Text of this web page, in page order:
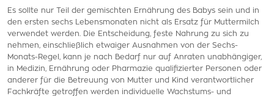
Es sollte nur Teil der gemischten Ernährung des Babys sein und in
den ersten sechs Lebensmonaten nicht als Ersatz für Muttermilch
verwendet werden. Die Entscheidung, feste Nahrung zu sich zu
nehmen, einschließlich etwaiger Ausnahmen von der Sechs-
Monats-Regel, kann je nach Bedarf nur auf Anraten unabhängiger,
in Medizin, Ernährung oder Pharmazie qualifizierter Personen oder
anderer für die Betreuung von Mutter und Kind verantwortlicher
Fachkräfte getroffen werden individuelle Wachstums- und